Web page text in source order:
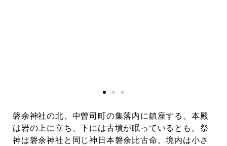
磐余神社の北、中曽司町の集落内に鎮座する。本殿
は岩の上に立ち、下には古墳が眠っているとも。祭
神は磐余神社と同じ神日本磐余比古命。境内は小さ